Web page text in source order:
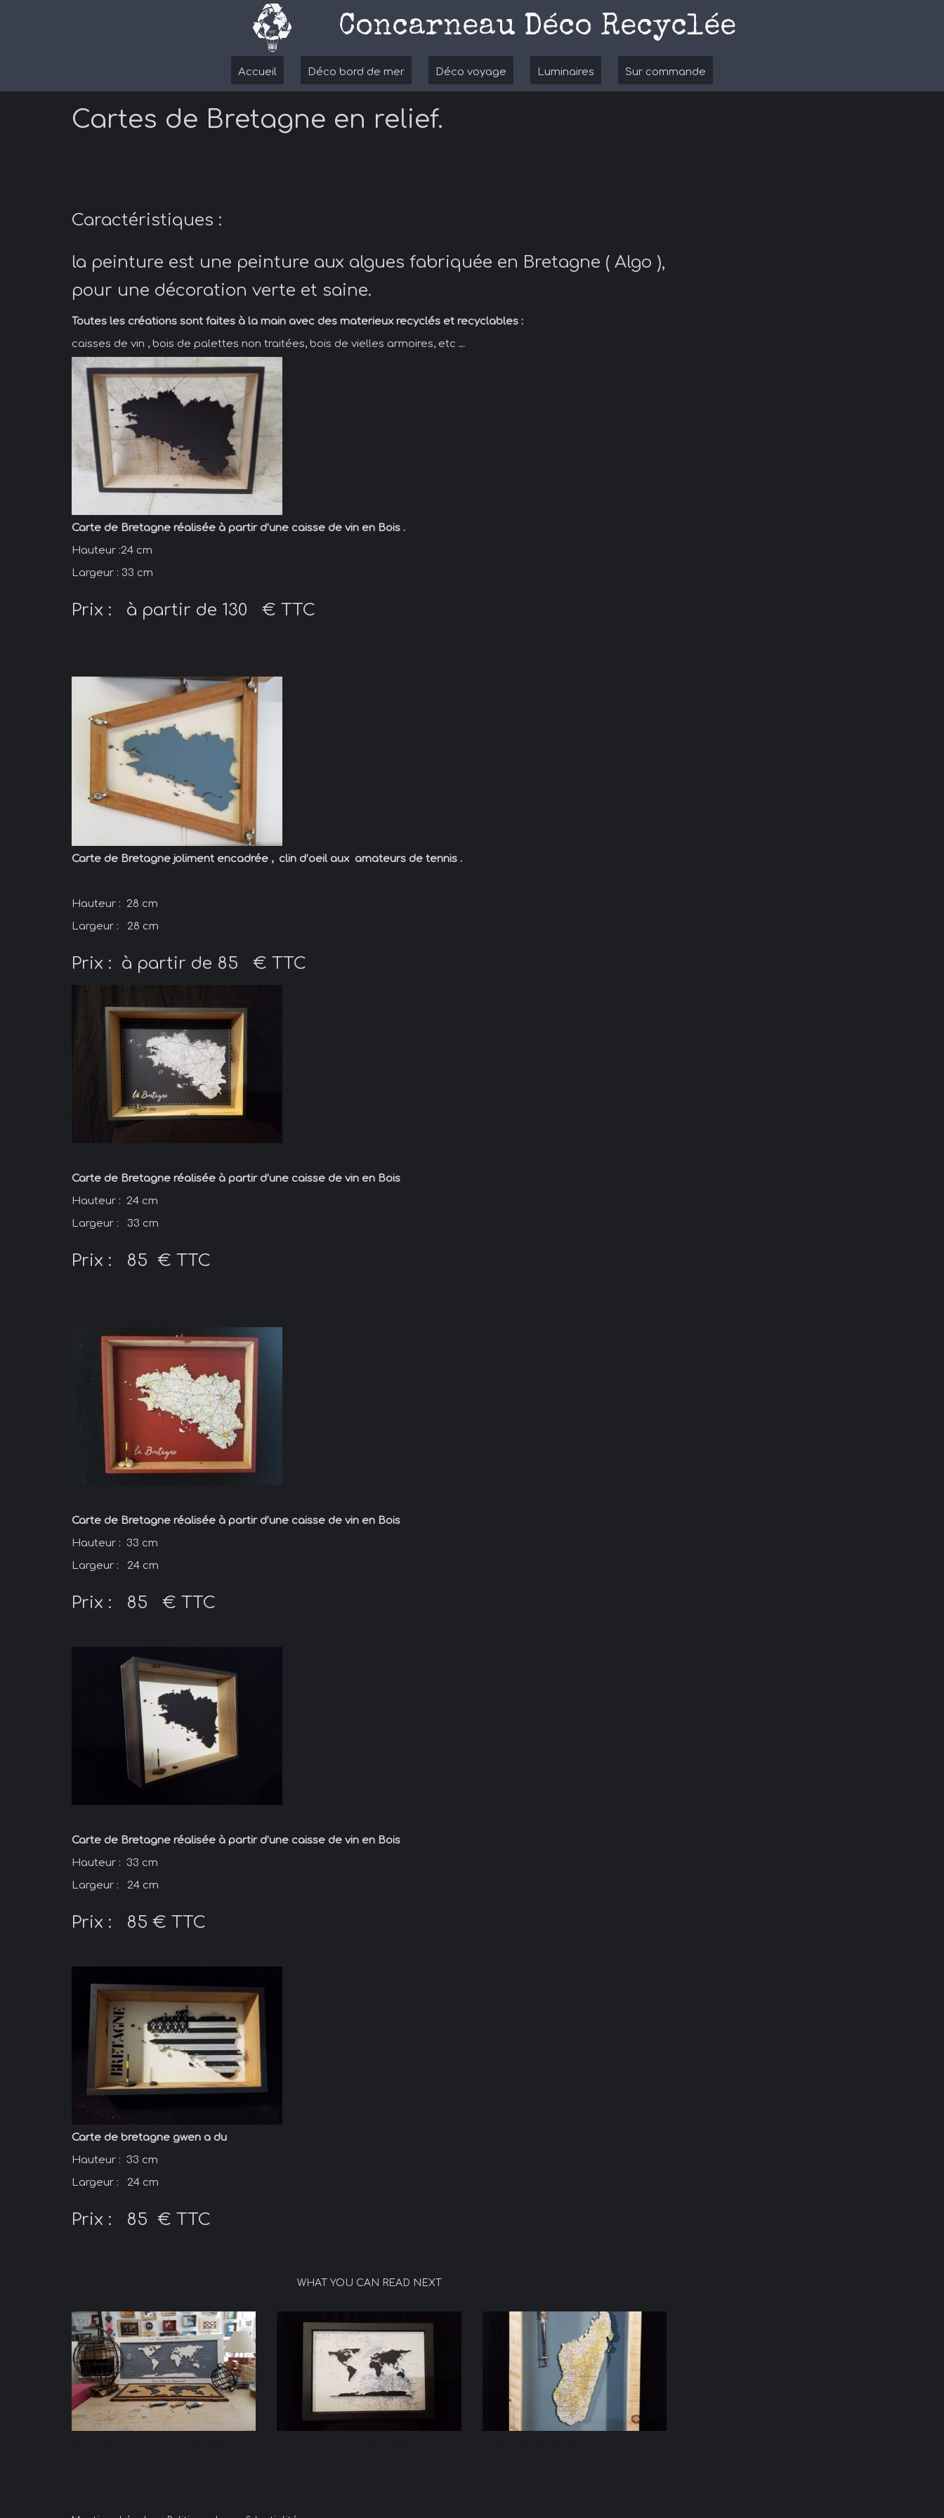
Concarneau Déco Recyclée
Accueil Déco bord de mer Déco voyage Luminaires Sur commande
Cartes de Bretagne en relief.
Caractéristiques :
la peinture est une peinture aux algues fabriquée en Bretagne ( Algo ),
pour une décoration verte et saine.
Toutes les créations sont faites à la main avec des materieux recyclés et recyclables :
caisses de vin , bois de palettes non traitées, bois de vielles armoires, etc …
Carte de Bretagne réalisée à partir d’une caisse de vin en Bois .
Hauteur :24 cm
Largeur : 33 cm
Prix : à partir de 130 € TTC
Carte de Bretagne joliment encadrée , clin d’oeil aux amateurs de tennis .
Hauteur : 28 cm
Largeur : 28 cm
Prix : à partir de 85 € TTC
Carte de Bretagne réalisée à partir d’une caisse de vin en Bois
Hauteur : 24 cm
Largeur : 33 cm
Prix : 85 € TTC
Carte de Bretagne réalisée à partir d’une caisse de vin en Bois
Hauteur : 33 cm
Largeur : 24 cm
Prix : 85 € TTC
Carte de Bretagne réalisée à partir d’une caisse de vin en Bois
Hauteur : 33 cm
Largeur : 24 cm
Prix : 85 € TTC
Carte de bretagne gwen a du
Hauteur : 33 cm
Largeur : 24 cm
Prix : 85 € TTC
WHAT YOU CAN READ NEXT